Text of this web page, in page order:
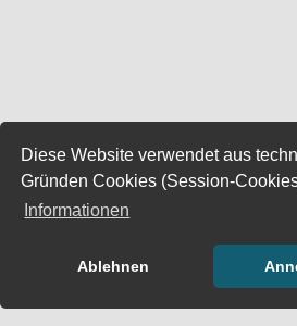
Diese Website verwendet aus
Gründen Cookies (Session-
Informationen
Ablehnen